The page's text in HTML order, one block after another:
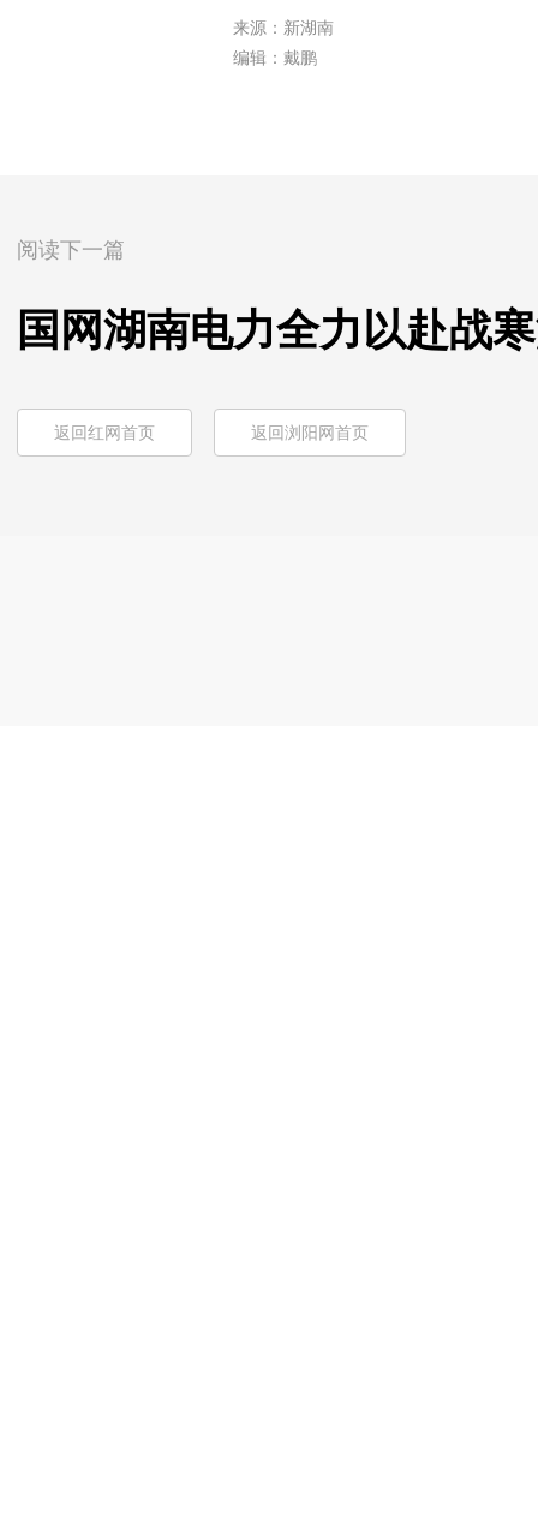
来源：新湖南
编辑：戴鹏
阅读下一篇
国网湖南电力全力以赴战
返回红网首页 返回浏阳网首页